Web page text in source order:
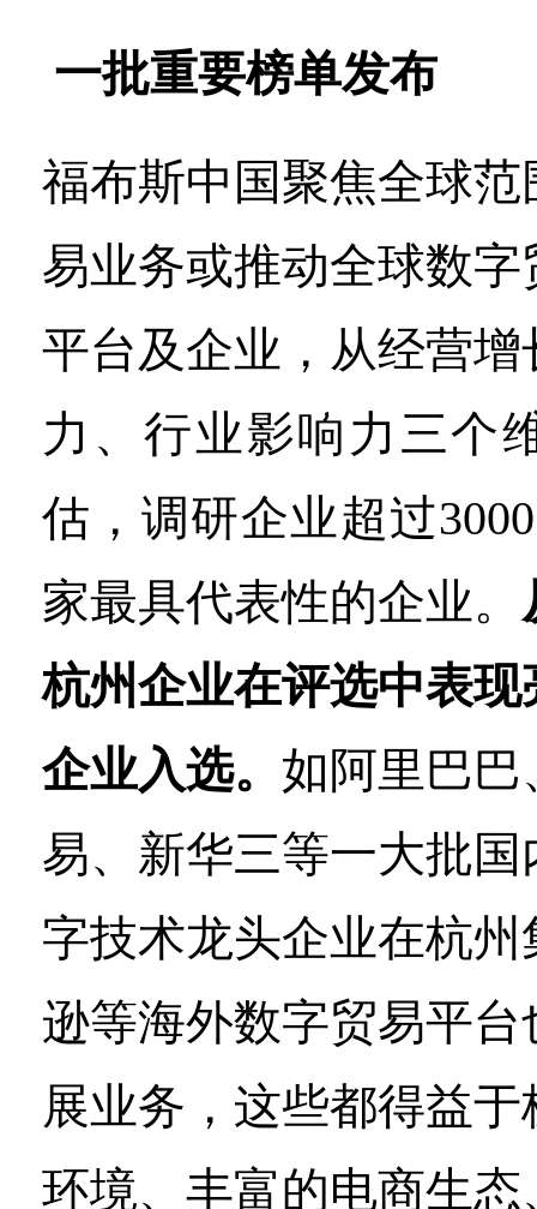
一批重要榜单发布
福布斯中国聚焦全球
易业务或推动全球数
平台及企业，从经营
力、行业影响力三个
估，调研企业超过
家最具代表性的企业。
杭州企业在评选中表现
企业入选。 如阿里巴
易、新华三等一大批
字技术龙头企业在杭
逊等海外数字贸易平
展业务，这些都得益
环境、丰富的电商生